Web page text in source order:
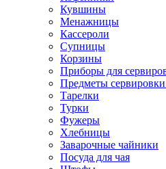
Кувшины
Менажницы
Кассероли
Супницы
Корзины
Приборы для
Предметы сервировки
Тарелки
Турки
Фужеры
Хлебницы
Заварочные чайники
Посуда для чая